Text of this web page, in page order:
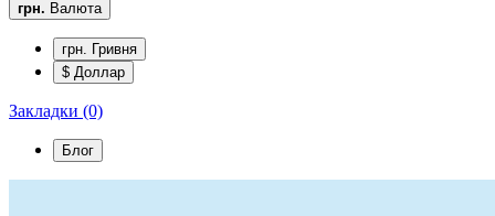
грн. Валюта
грн. Гривня
$ Доллар
Закладки (0)
Блог